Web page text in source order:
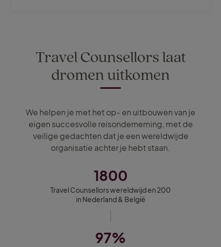
Travel Counsellors laat
dromen uitkomen
We helpen je met het op- en uitbouwen van je
eigen succesvolle reisonderneming, met de
veilige gedachten dat je een wereldwijde
organisatie achter je hebt staan.
1800
Travel Counsellors wereldwijd en 200
in Nederland & België
97%